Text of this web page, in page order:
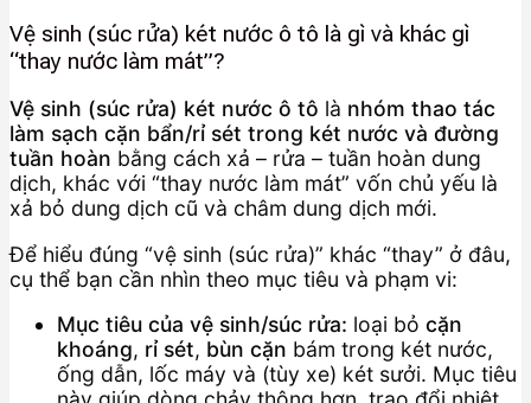
Vệ sinh (súc rửa) két nước ô tô là gì và khác gì
“thay nước làm mát”?
Vệ sinh (súc rửa) két nước ô tô là nhóm thao tác
làm sạch cặn bẩn/rỉ sét trong két nước và đường
tuần hoàn bằng cách xả – rửa – tuần hoàn dung
dịch, khác với “thay nước làm mát” vốn chủ yếu là
xả bỏ dung dịch cũ và châm dung dịch mới.
Để hiểu đúng “vệ sinh (súc rửa)” khác “thay” ở đâu,
cụ thể bạn cần nhìn theo mục tiêu và phạm vi:
Mục tiêu của vệ sinh/súc rửa: loại bỏ cặn
khoáng, rỉ sét, bùn cặn bám trong két nước,
ống dẫn, lốc máy và (tùy xe) két sưởi. Mục tiêu